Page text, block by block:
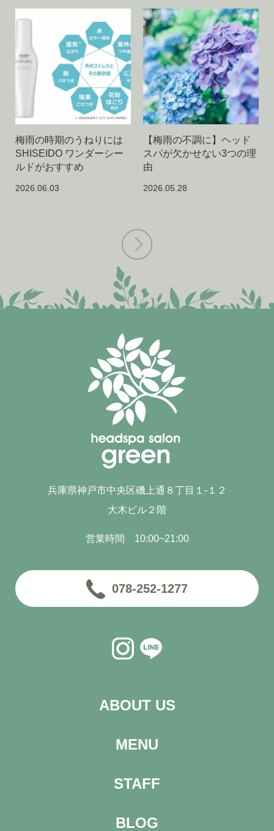
梅雨の時期のうねりには
SHISEIDO ワンダーシー
ルドがおすすめ
2026.06.03
【梅雨の不調に】ヘッド
スパが欠かせない3つの理
由
2026.05.28
兵庫県神戸市中央区磯上通８丁目１-１２
大木ビル２階
営業時間 10:00~21:00
078-252-1277
ABOUT US
MENU
STAFF
BLOG